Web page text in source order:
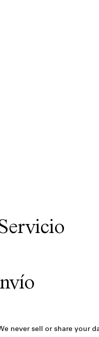
never sell or share your